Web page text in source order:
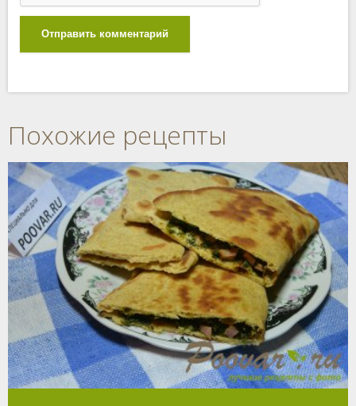
Отправить комментарий
Похожие рецепты